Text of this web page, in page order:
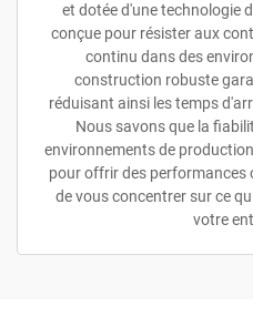
et dotée d'une technologie
conçue pour résister aux
continu dans des
construction robuste
réduisant ainsi les temps
Nous savons que la
environnements de
pour offrir des
de vous concentrer sur ce
votre